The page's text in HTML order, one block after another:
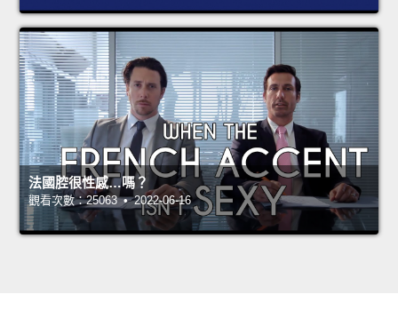
法國腔很性感…嗎？
觀看次數：25063 • 2022-06-16